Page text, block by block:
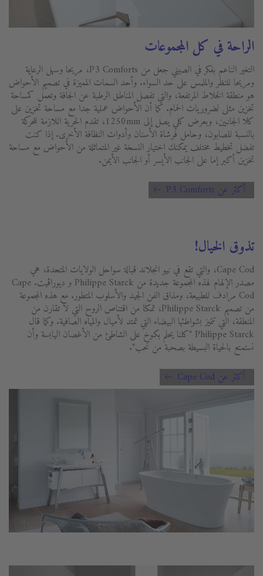
الراحة في كل المجموعات
التغير الناعم بفكر في الصيني جعل من P3 Comforts، مريحا وسهل الرعاية
ومريحا للنظر والملمس على حد السواء. وأحد السمات المميزة في تصميم الأحواض
هو منطقة الخلاط المرتفعة، والتي تفصل المناطق الرطبة عن الجافة وتعمل كمساحة
تخزين مثلى لضروريات الحمام. كما أن الأحواض عملية جدا مع مساحة تخزين على
كلا الجانبين، وبعرض كلي يصل إلى 1250mm، تقدم الحرية اللازمة للحركة
بالنسبة للصابون، وحامل فرشاة الأسنان وأدوات النظافة الأخرى. إذا كنت
تفضل تخطيط مختلف يمكنك اختيار النسخة غير المتماثلة من الأحواض مع مساحة
تخزين أكبر إما على الجانب الأيسر أو الجانب الأيمن.
أكثر عن P3 Comforts
تذوق الخيال!
Cape Cod، والتي تقع في نيو انجلاند قبالة سواحل الولايات المتحدة، هي
مصدر الإلهام لهذه المجموعة جديدة من Philippe Starck و ديوراڨيت. Cape
Cod مرادف للطبيعة، ومذاق الفن الجيد والأسلوب المتطور. مع هذه المجموعة
من تصميم Philippe Starck، تمكنا من اقتناص الروح التي لا تقارن من
المنطقة، التي تتميز بشواطئها البيضاء التي تمتد لأميال والمياه الصافية. وكما قال
Philippe Starck "كلنا يحلم بكوخ على الشاطئ من الأغصان اليابسة وأن
نستمتع بالحياة البسيطة بصحبة من نحب".
أكثر عن Cape Cod